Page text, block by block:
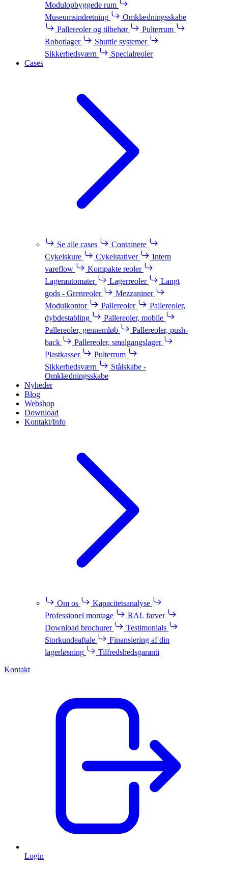
Modulopbyggede rum
Museumsindretning
Omklædningsskabe
Pallereoler og tilbehør
Pulterrum
Robotlager
Shuttle systemer
Sikkerhedsværn
Specialreoler
Cases
Se alle cases
Containere
Cykelskure
Cykelstativer
Intern
vareflow
Kompakte reoler
Lagerautomater
Lagerreoler
Langt
gods - Grenreoler
Mezzaniner
Modulkontor
Pallereoler
Pallereoler,
dybdestabling
Pallereoler, mobile
Pallereoler, gennemløb
Pallereoler, push-
back
Pallereoler, smalgangslager
Plastkasser
Pulterrum
Sikkerhedsværn
Stålskabe -
Omklædningsskabe
Nyheder
Blog
Webshop
Download
Kontakt/Info
Om os
Kapacitetsanalyse
Professionel montage
RAL farver
Download brochurer
Testimonials
Storkundeaftale
Finansiering af din
lagerløsning
Tilfredshedsgaranti
Kontakt
Login